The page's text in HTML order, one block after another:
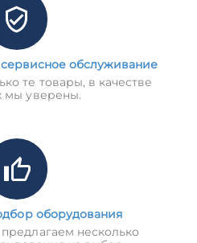
сервисное обслуживание
те товары, в качестве
мы уверены.
оборудования
несколько